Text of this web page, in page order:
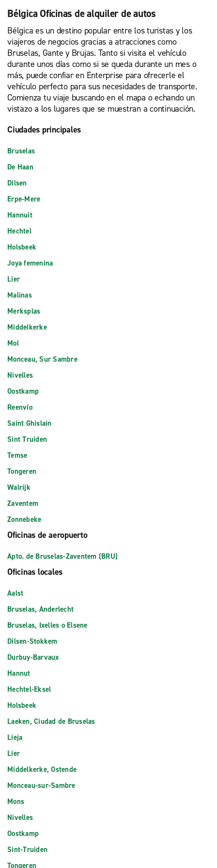
Bélgica Oficinas de alquiler de autos
Bélgica es un destino popular entre los turistas y los
viajeros de negocios gracias a atracciones como
Bruselas, Gante y Brujas. Tanto si visita el vehículo
durante unos días como si se queda durante un mes o
más, puede confiar en Enterprise para ofrecerle el
vehículo perfecto para sus necesidades de transporte.
Comienza tu viaje buscando en el mapa o echando un
vistazo a los lugares que se muestran a continuación.
Ciudades principales
Bruselas
De Haan
Dilsen
Erpe-Mere
Hannuit
Hechtel
Holsbeek
Joya femenina
Lier
Malinas
Merksplas
Middelkerke
Mol
Monceau, Sur Sambre
Nivelles
Oostkamp
Reenvío
Saint Ghislain
Sint Truiden
Temse
Tongeren
Walrijk
Zaventem
Zonnebeke
Oficinas de aeropuerto
Apto. de Bruselas-Zaventem (BRU)
Oficinas locales
Aalst
Bruselas, Anderlecht
Bruselas, Ixelles o Elsene
Dilsen-Stokkem
Durbuy-Barvaux
Hannut
Hechtel-Eksel
Holsbeek
Laeken, Ciudad de Bruselas
Lieja
Lier
Middelkerke, Ostende
Monceau-sur-Sambre
Mons
Nivelles
Oostkamp
Sint-Truiden
Tongeren